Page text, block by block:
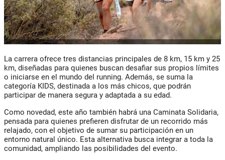
La carrera ofrece tres distancias principales de 8 km, 15 km y 25
km, diseñadas para quienes buscan desafiar sus propios límites
o iniciarse en el mundo del running. Además, se suma la
categoría KIDS, destinada a los más chicos, que podrán
participar de manera segura y adaptada a su edad.
Como novedad, este año también habrá una Caminata Solidaria,
pensada para quienes prefieren disfrutar de un recorrido más
relajado, con el objetivo de sumar su participación en un
entorno natural único. Esta alternativa busca integrar a toda la
comunidad, ampliando las posibilidades del evento.